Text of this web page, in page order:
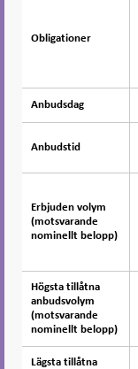
Obligationer
Anbudsdag
Anbudstid
Erbjuden volym
(motsvarande
nominellt belopp)
Högsta tillåtna
anbudsvolym
(motsvarande
nominellt belopp)
Lägsta tillåtna
Obligationer
Anbudsdag
Anbudstid
Erbjuden volym
(motsvarande
nominellt belopp)
Högsta tillåtna
anbudsvolym
(motsvarande
nominellt belopp)
Lägsta tillåtna